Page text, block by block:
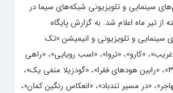
سینمایی و تلویزیونی شبکه‌های سیما در
از تیر ماه اعلام شد. به گزارش پایگاه
سینمایی و تلویزیونی و انیمیشن «تک
«کارو»، «تروا»، «اسب رویایی»، «راهی
برای نجات»، «ربوده شده ۳»، «رابین هودهای فقرا»، «گودزیلا منفی یک»،
«در مسیر تندباد»، «انعکاس رنگین کمان»،